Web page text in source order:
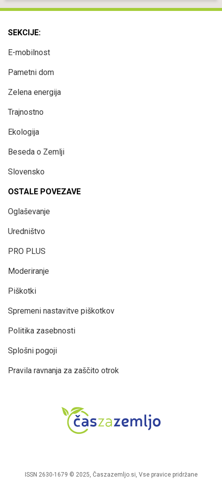
SEKCIJE:
E-mobilnost
Pametni dom
Zelena energija
Trajnostno
Ekologija
Beseda o Zemlji
Slovensko
OSTALE POVEZAVE
Oglaševanje
Uredništvo
PRO PLUS
Moderiranje
Piškotki
Spremeni nastavitve piškotkov
Politika zasebnosti
Splošni pogoji
Pravila ravnanja za zaščito otrok
ISSN 2630-1679 © 2025, Časzazemljo.si, Vse pravice pridržane